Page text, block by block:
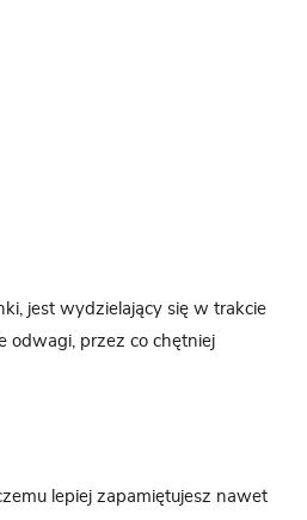
jest wydzielający się w trakcie
odwagi, przez co chętniej
lepiej zapamiętujesz nawet